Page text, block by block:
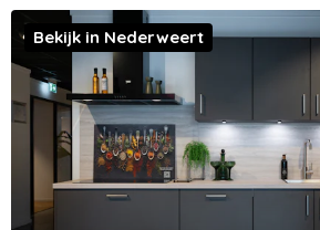
Bekijk in Nederweert